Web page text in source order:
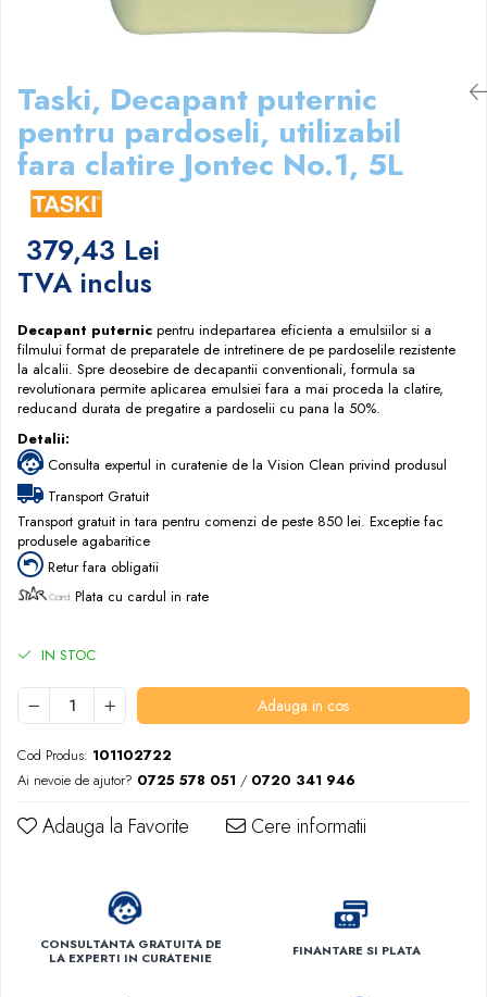
Taski, Decapant puternic
pentru pardoseli, utilizabil
fara clatire Jontec No.1, 5L
379,43 Lei
TVA inclus
Decapant puternic pentru indepartarea eficienta a emulsiilor si a
filmului format de preparatele de intretinere de pe pardoselile rezistente
la alcalii. Spre deosebire de decapantii conventionali, formula sa
revolutionara permite aplicarea emulsiei fara a mai proceda la clatire,
reducand durata de pregatire a pardoselii cu pana la 50%.
Detalii:
Consulta expertul in curatenie de la Vision Clean privind produsul
Transport Gratuit
Transport gratuit in tara pentru comenzi de peste 850 lei. Exceptie fac
produsele agabaritice
Retur fara obligatii
Plata cu cardul in rate
IN STOC
Adauga in cos
Cod Produs: 101102722
Ai nevoie de ajutor? 0725 578 051 / 0720 341 946
Adauga la Favorite Cere informatii
CONSULTANTA GRATUITA DE
LA EXPERTI IN CURATENIE
FINANTARE SI PLATA